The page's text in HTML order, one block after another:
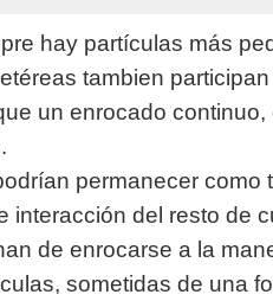
hay partículas más
tambien
un enrocado
permanecer como
interacción del resto de
de enrocarse a la
sometidas de una